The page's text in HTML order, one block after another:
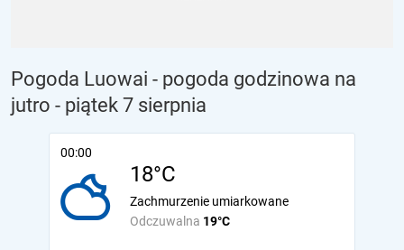
Pogoda Luowai - pogoda godzinowa na
jutro - piątek 7 sierpnia
00:00
18°C
Odczuwalna 19°C
Zachmurzenie umiarkowane